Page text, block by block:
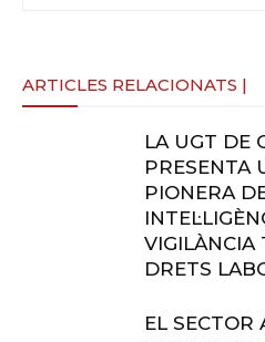
ARTICLES RELACIONATS |
LA UGT DE
PRESENTA
PIONERA
VIGILÀNCIA
DRETS
EL SECTOR